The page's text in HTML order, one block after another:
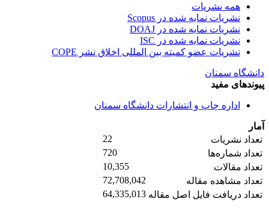
همه نشریات
نشریات نمایه شده در Scopus
نشریات نمایه شده در DOAJ
نشریات نمایه شده در ISC
نشریات عضو کمیته بین المللی اخلاق نشر COPE
دانشگاه سمنان
پیوندهای مفید
اداره چاپ و انتشارات دانشگاه سمنان
آمار
تعداد نشریات
22
تعداد شماره‌ها
720
تعداد مقالات
10,355
تعداد مشاهده مقاله
72,708,042
تعداد دریافت فایل اصل مقاله 64,335,013